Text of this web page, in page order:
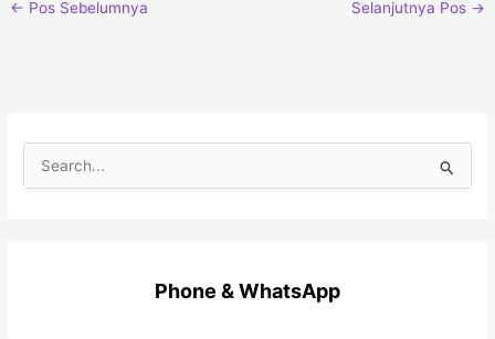
← Pos Sebelumnya Selanjutnya Pos →
Phone & WhatsApp